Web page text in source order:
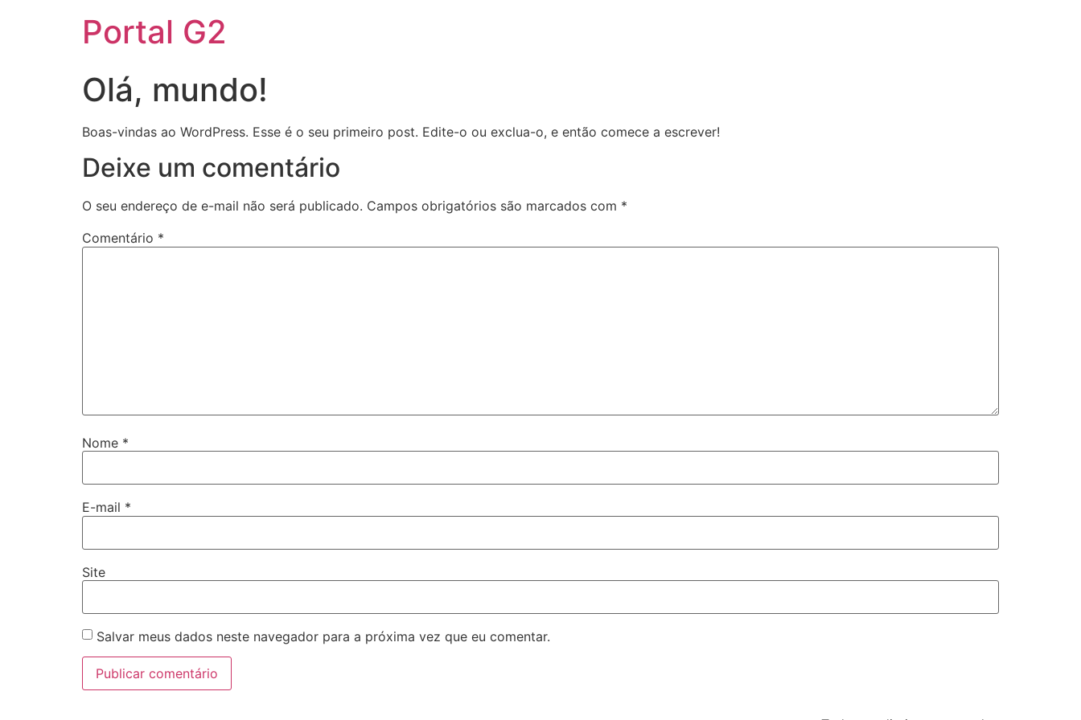
Portal G2
Olá, mundo!
Boas-vindas ao WordPress. Esse é o seu primeiro post. Edite-o ou exclua-o, e então comece a escrever!
Deixe um comentário
O seu endereço de e-mail não será publicado. Campos obrigatórios são marcados com *
Comentário *
Nome *
E-mail *
Site
Salvar meus dados neste navegador para a próxima vez que eu comentar.